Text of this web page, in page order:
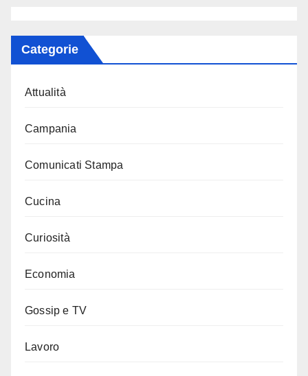
Categorie
Attualità
Campania
Comunicati Stampa
Cucina
Curiosità
Economia
Gossip e TV
Lavoro